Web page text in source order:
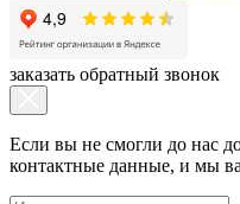
заказать обратный звонок
Если вы не смогли до нас
контактные данные, и мы